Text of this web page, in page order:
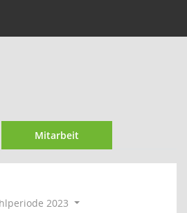
Mitarbeit
2023